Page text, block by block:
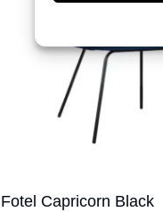
Fotel Capricorn Black